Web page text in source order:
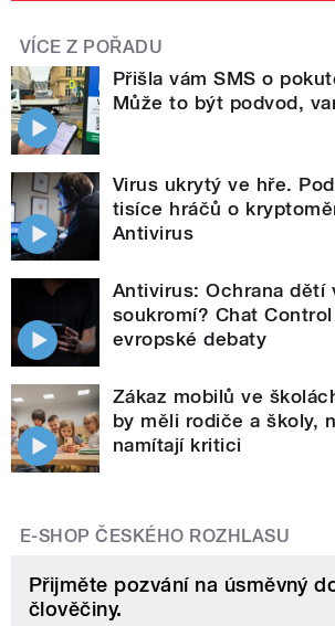
VÍCE Z POŘADU
Přišla vám SMS o
Může to být podvod,
Virus ukrytý ve hře.
tisíce hráčů o
Antivirus
Antivirus: Ochrana dětí
soukromí? Chat
evropské debaty
Zákaz mobilů ve
by měli rodiče a školy,
namítají kritici
E-SHOP ČESKÉHO ROZHLASU
Přijměte pozvání na úsměvný
člověčiny.